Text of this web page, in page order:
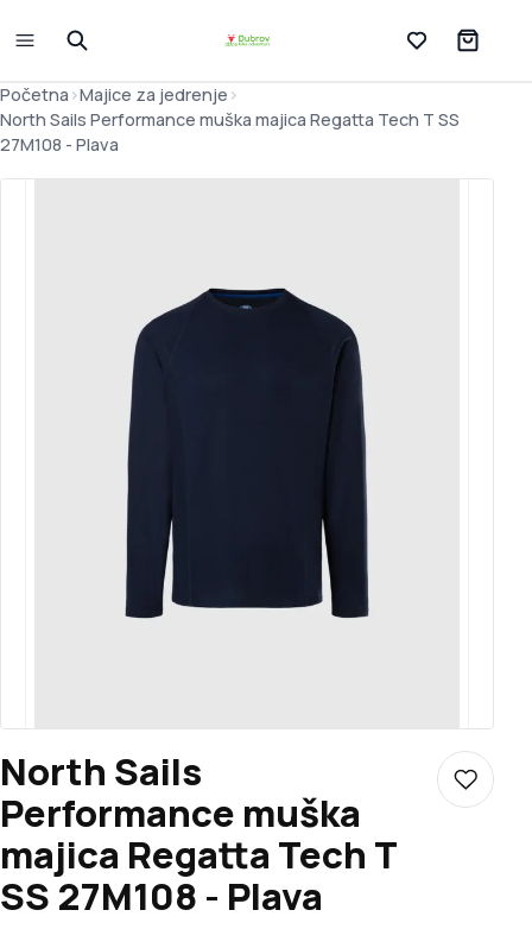
Lista želja
Početna >Majice za jedrenje >
North Sails Performance muška majica Regatta Tech T SS
27M108 - Plava
North Sails
Performance muška
majica Regatta Tech T
SS 27M108 - Plava
Dodaj